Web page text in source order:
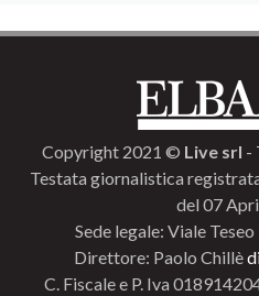
Copyright 2021 © Live srl -
Testata giornalistica
del 07
Sede legale: Viale
Direttore: Paolo Chillè
C. Fiscale e P. Iva